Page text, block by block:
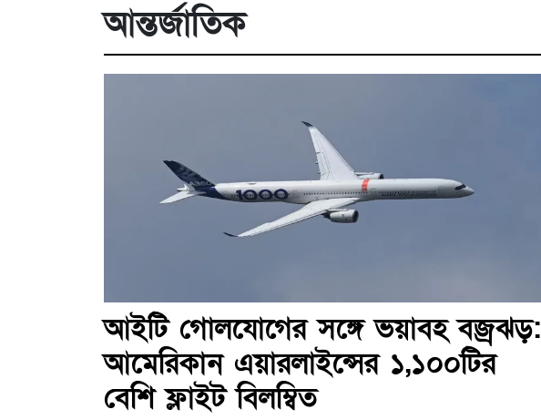
আন্তর্জাতিক
আইটি গোলযোগের সঙ্গে ভয়াবহ বজ্রঝড়:
আমেরিকান এয়ারলাইন্সের ১,১০০টির
বেশি ফ্লাইট বিলম্বিত